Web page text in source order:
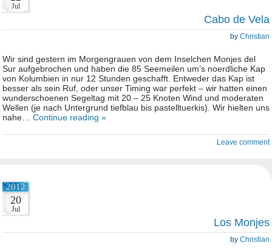
Jul
Cabo de Vela
by Christian
Wir sind gestern im Morgengrauen von dem Inselchen Monjes del
Sur aufgebrochen und haben die 85 Seemeilen um’s noerdliche Kap
von Kolumbien in nur 12 Stunden geschafft. Entweder das Kap ist
besser als sein Ruf, oder unser Timing war perfekt – wir hatten einen
wunderschoenen Segeltag mit 20 – 25 Knoten Wind und moderaten
Wellen (je nach Untergrund tiefblau bis pastelltuerkis). Wir hielten uns
nahe… Continue reading »
Leave comment
2012
20
Jul
Los Monjes
by Christian